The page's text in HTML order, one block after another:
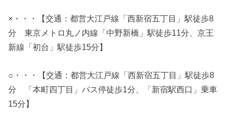
×・・・【交通：都営大江戸線「西新宿五丁目」駅徒歩8
分 東京メトロ丸ノ内線「中野新橋」駅徒歩11分、京王
新線「初台」駅徒歩15分】
○・・・【交通：都営大江戸線「西新宿五丁目」駅徒歩8
分 「本町四丁目」バス停徒歩1分、「新宿駅西口」乗車
15分】